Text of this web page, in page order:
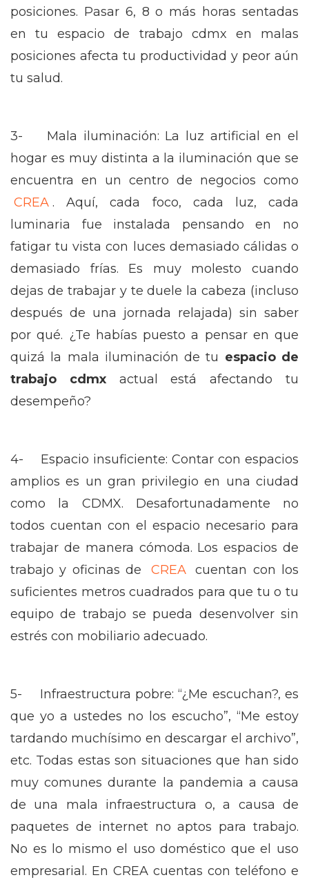
posiciones. Pasar 6, 8 o más horas sentadas
en tu espacio de trabajo cdmx en malas
posiciones afecta tu productividad y peor aún
tu salud.
3- Mala iluminación: La luz artificial en el
hogar es muy distinta a la iluminación que se
encuentra en un centro de negocios como
CREA . Aquí, cada foco, cada luz, cada
luminaria fue instalada pensando en no
fatigar tu vista con luces demasiado cálidas o
demasiado frías. Es muy molesto cuando
dejas de trabajar y te duele la cabeza (incluso
después de una jornada relajada) sin saber
por qué. ¿Te habías puesto a pensar en que
quizá la mala iluminación de tu espacio de
trabajo cdmxactual está afectando tu
desempeño?
4- Espacio insuficiente: Contar con espacios
amplios es un gran privilegio en una ciudad
como la CDMX. Desafortunadamente no
todos cuentan con el espacio necesario para
trabajar de manera cómoda. Los espacios de
trabajo y oficinas de
CREA
cuentan con los
suficientes metros cuadrados para que tu o tu
equipo de trabajo se pueda desenvolver sin
estrés con mobiliario adecuado.
5- Infraestructura pobre: “¿Me escuchan?, es
que yo a ustedes no los escucho”, “Me estoy
tardando muchísimo en descargar el archivo”,
etc. Todas estas son situaciones que han sido
muy comunes durante la pandemia a causa
de una mala infraestructura o, a causa de
paquetes de internet no aptos para trabajo.
No es lo mismo el uso doméstico que el uso
empresarial. En CREA cuentas con teléfono e